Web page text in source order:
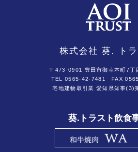
株式会社 葵. トラ
〒473-0901 豊田市御幸本町7丁
TEL 0565-42-7481
FAX
宅地建物取引業 愛知県知事(3)
葵.トラスト飲食